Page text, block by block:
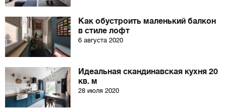
Как обустроить маленький балкон
в стиле лофт
6 августа 2020
Идеальная скандинавская кухня 20
кв. м
28 июля 2020